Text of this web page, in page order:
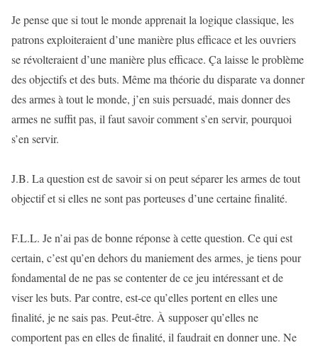
Je pense que si tout le monde apprenait la logique classique, les
patrons exploiteraient d’une manière plus efficace et les ouvriers
se révolteraient d’une manière plus efficace. Ça laisse le problème
des objectifs et des buts. Même ma théorie du disparate va donner
des armes à tout le monde, j’en suis persuadé, mais donner des
armes ne suffit pas, il faut savoir comment s’en servir, pourquoi
s’en servir.
J.B. La question est de savoir si on peut séparer les armes de tout
objectif et si elles ne sont pas porteuses d’une certaine finalité.
F.L.L. Je n’ai pas de bonne réponse à cette question. Ce qui est
certain, c’est qu’en dehors du maniement des armes, je tiens pour
fondamental de ne pas se contenter de ce jeu intéressant et de
viser les buts. Par contre, est-ce qu’elles portent en elles une
finalité, je ne sais pas. Peut-être. À supposer qu’elles ne
comportent pas en elles de finalité, il faudrait en donner une. Ne